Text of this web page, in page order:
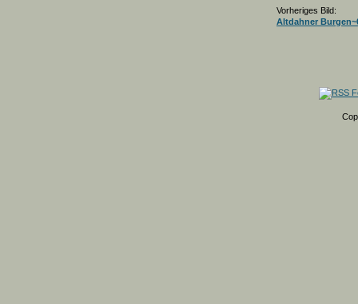
Vorheriges Bild:
Altdahner